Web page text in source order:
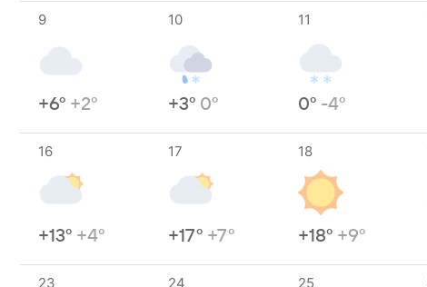
9
+6° +2°
10
+3° 0°
11
0° -4°
16
+13° +4°
17
+17° +7°
18
+18° +9°
23 24 25